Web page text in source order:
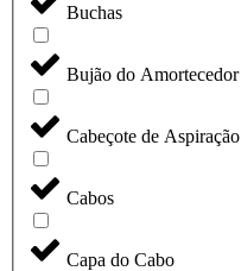
Buchas
Bujão do Amortecedor
Cabeçote de Aspiração
Cabos
Capa do Cabo